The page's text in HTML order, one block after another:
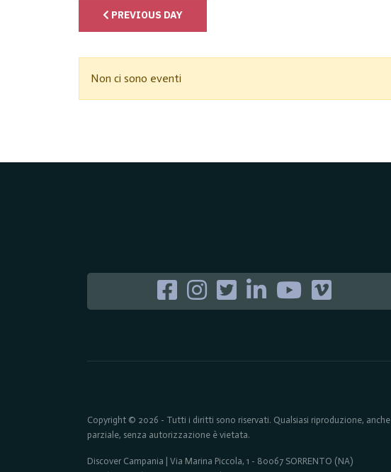
PREVIOUS DAY
Non ci sono eventi
Copyright © 2026 - Tutti i diritti sono riservati. Qualsiasi riproduzione, anche
parziale, senza autorizzazione è vietata.
Discover Campania | Via Marina Piccola, 1 - 80067 SORRENTO (NA)